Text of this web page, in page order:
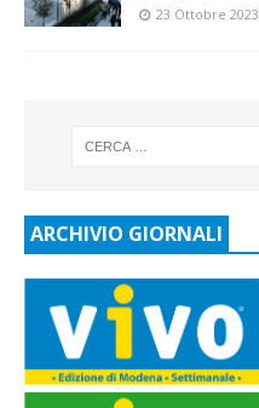
23 Ottobre 2023
ARCHIVIO GIORNALI